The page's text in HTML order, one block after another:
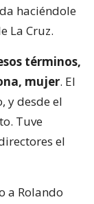
haciéndole
La Cruz.
términos,
mujer. El
y desde el
Tuve
el
a Rolando